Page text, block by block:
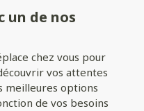
différentes formes de
élégantes pour un
un de nos
chez vous pour
vos attentes
meilleures options
de vos besoins